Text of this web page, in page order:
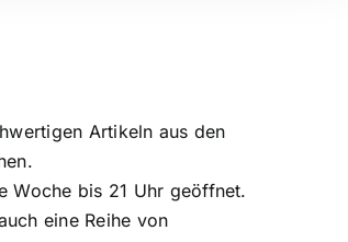
Artikeln aus den
Woche bis 21 Uhr geöffnet.
eine Reihe von